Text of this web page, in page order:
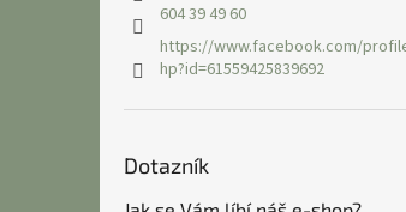
604 39 49 60
https://www.facebook.com/
hp?id=61559425839692
Dotazník